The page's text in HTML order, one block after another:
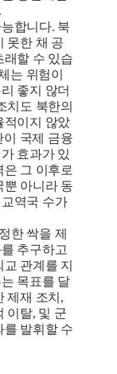
합니다. 북
못한 채 공
래할 수 있습
는 위험이
좋지 않더
치도 북한의
적이지 않았
이 국제 금융
효과가 있
그 이후로
뿐 아니라 동
역국 수가
한 싹을 제
추구하고
관계를 지
목표를 달
제재 조치,
이탈, 및 군
를 발휘할 수